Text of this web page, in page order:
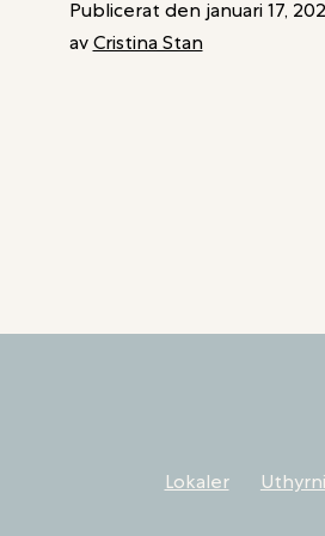
I
Publicerat den januari 17,
av Cristina Stan
Lokaler